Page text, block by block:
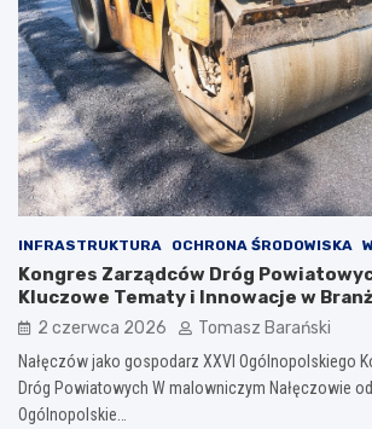
INFRASTRUKTURA OCHRONA ŚRODOWISKA
Kongres Zarządców Dróg
Kluczowe Tematy i Innowacje w
2 czerwca 2026 Tomasz Barański
Nałęczów jako gospodarz XXVI Ogólnopolskiego
Dróg Powiatowych W malowniczym Nałęczowie
Ogólnopolskie…